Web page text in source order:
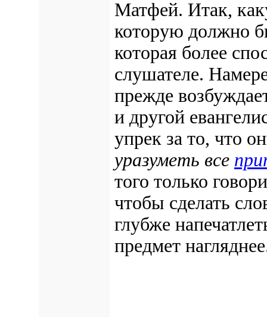
Матфей. Итак,
которую должно
которая более
слушателе.
прежде
и другой
упрек за то, что
уразуметь все
того только
чтобы сделать
глубже
предмет